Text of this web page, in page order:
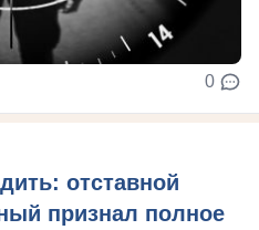
0
отставной
признал полное